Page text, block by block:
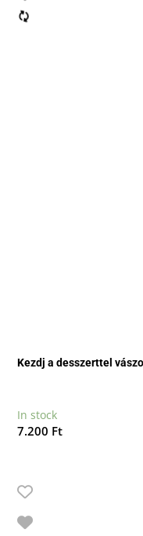
Kezdj a desszerttel
In stock
7.200 Ft